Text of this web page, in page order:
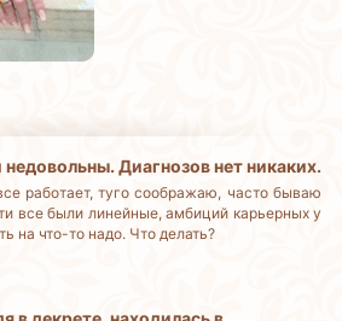
Диагнозов нет никаких.
работает, туго соображаю, часто бываю
все были линейные, амбиций карьерных у
на что-то надо. Что делать?